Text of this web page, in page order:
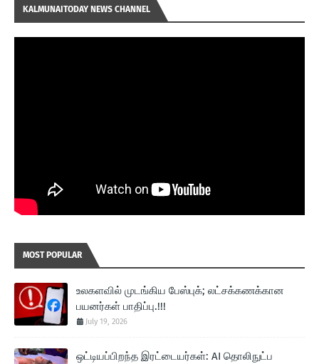
KALMUNAITODAY NEWS CHANNEL
MOST POPULAR
உலகளவில் முடங்கிய பேஸ்புக்; லட்சக்கணக்கான
பயனர்கள் பாதிப்பு.!!!
July 19, 2026
ஒட்டியப்பிறந்த இரட்டையர்கள்: AI தொலிநுட்ப